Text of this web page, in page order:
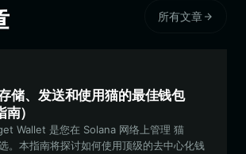
所有文章
储、发送和使用猫的最佳钱包
）
Wallet 是您在 Solana 网络上管理 猫
。本指南将探讨如何使用顶级的去中心化钱